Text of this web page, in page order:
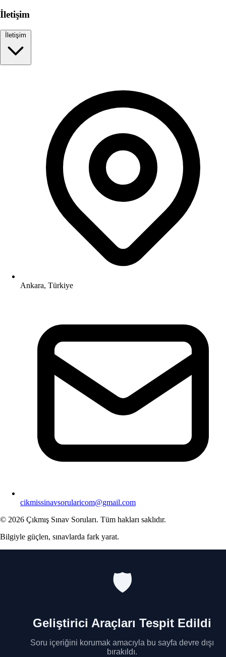
İletişim
İletişim
Ankara, Türkiye
cikmissinavsorularicom@gmail.com
© 2026 Çıkmış Sınav Soruları. Tüm hakları saklıdır.
Bilgiyle güçlen, sınavlarda fark yarat.
🛡️
Geliştirici Araçları Tespit Edildi
Soru içeriğini korumak amacıyla bu sayfa devre dışı
bırakıldı.